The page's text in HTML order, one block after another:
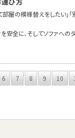
部屋の模様替えをしたい
安全に、そしてソファへ
6 7 8 9 10